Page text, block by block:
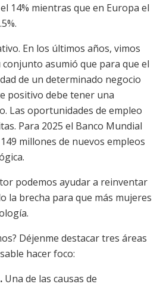
14% mientras que en Europa el
En los últimos años, vimos
asumió que para que el
de un determinado negocio
positivo debe tener una
Las oportunidades de empleo
Para 2025 el Banco Mundial
millones de nuevos empleos
podemos ayudar a reinventar
la brecha para que más mujeres
Déjenme destacar tres áreas
hacer foco:
Una de las causas de